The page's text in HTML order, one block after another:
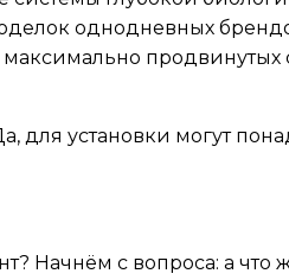
однодневных
продвинутых
для установки могут
Начнём с вопроса: а что